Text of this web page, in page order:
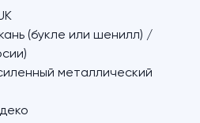
(букле или шенилл) /
металлический